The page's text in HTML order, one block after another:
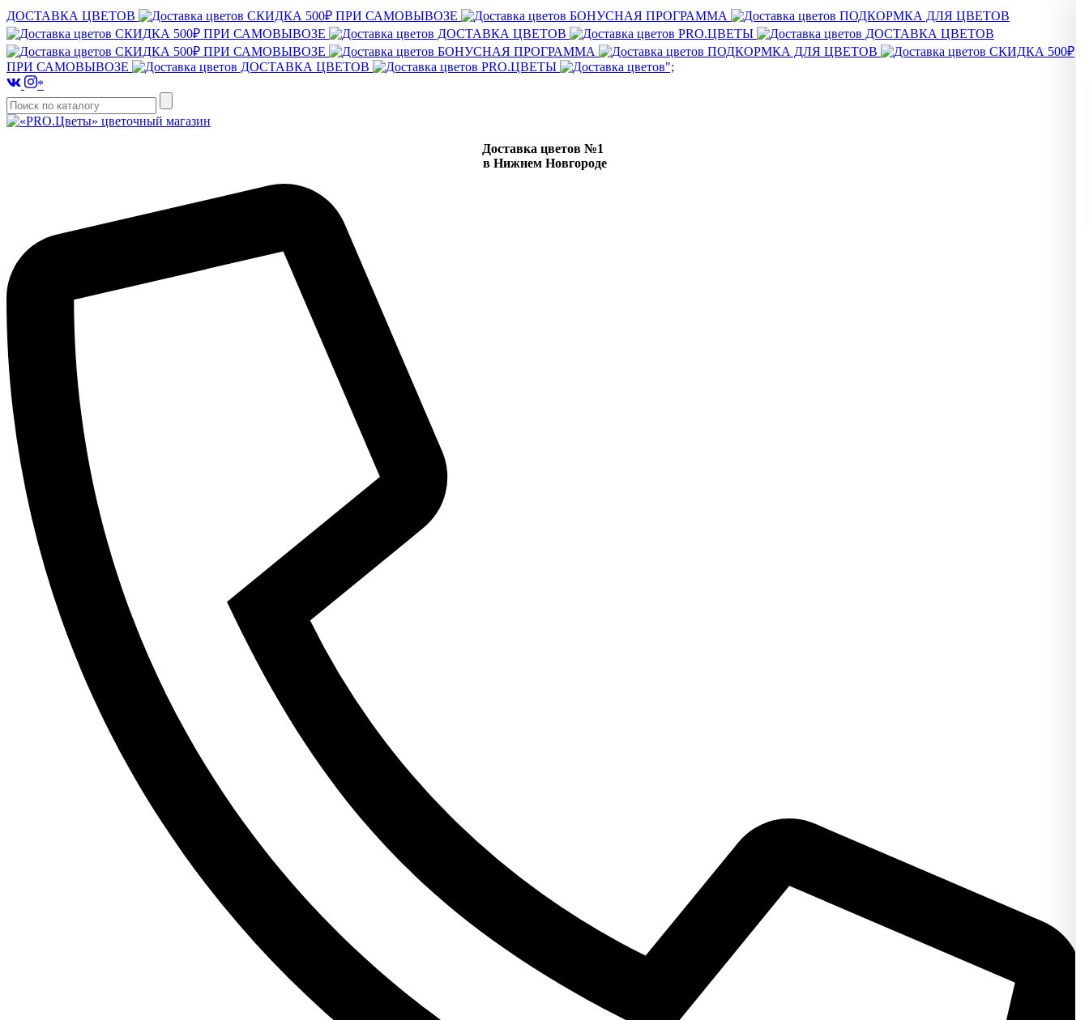
ДОСТАВКА ЦВЕТОВ СКИДКА 500₽ ПРИ САМОВЫВОЗЕ БОНУСНАЯ ПРОГРАММА
ПОДКОРМКА ДЛЯ ЦВЕТОВ
СКИДКА 500₽ ПРИ САМОВЫВОЗЕ
ДОСТАВКА ЦВЕТОВ PRO.ЦВЕТЫ
ДОСТАВКА ЦВЕТОВ
СКИДКА 500₽ ПРИ САМОВЫВОЗЕ
БОНУСНАЯ ПРОГРАММА ПОДКОРМКА ДЛЯ ЦВЕТОВ
СКИДКА 500₽
ПРИ САМОВЫВОЗЕ
ДОСТАВКА ЦВЕТОВ PRO.ЦВЕТЫ
";
*
Доставка цветов №1
в Нижнем Новгороде